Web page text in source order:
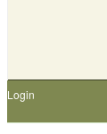
Login